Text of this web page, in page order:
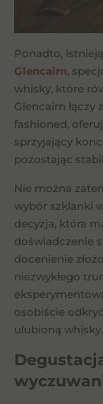
Ponadto,
Glencairn,
whisky, które
Glencairn
fashioned,
sprzyjający
pozostając
Nie można
wybór szklanki
decyzja, która
doświadczenie
docenienie
niezwykłego
osobiście
ulubioną whisky.